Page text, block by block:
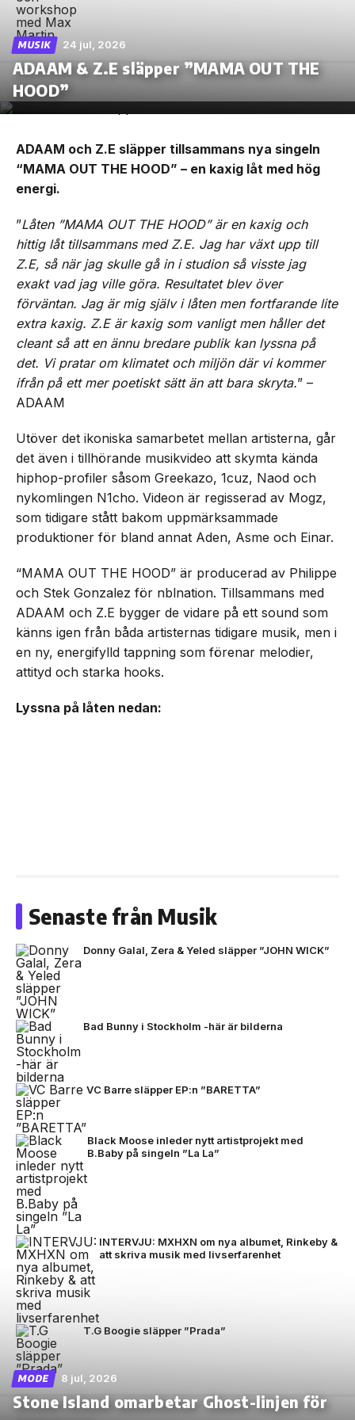
MUSIK 24 jul, 2026
ADAAM & Z.E släpper ”MAMA OUT THE
HOOD”
ADAAM och Z.E släpper tillsammans nya singeln
“MAMA OUT THE HOOD” – en kaxig låt med hög
energi.
”Låten ”MAMA OUT THE HOOD” är en kaxig och
hittig låt tillsammans med Z.E. Jag har växt upp till
Z.E, så när jag skulle gå in i studion så visste jag
exakt vad jag ville göra. Resultatet blev över
förväntan. Jag är mig själv i låten men fortfarande lite
extra kaxig. Z.E är kaxig som vanligt men håller det
cleant så att en ännu bredare publik kan lyssna på
det. Vi pratar om klimatet och miljön där vi kommer
ifrån på ett mer poetiskt sätt än att bara skryta.” –
ADAAM
Utöver det ikoniska samarbetet mellan artisterna, går
det även i tillhörande musikvideo att skymta kända
hiphop-profiler såsom Greekazo, 1cuz, Naod och
nykomlingen N1cho. Videon är regisserad av Mogz,
som tidigare stått bakom uppmärksammade
produktioner för bland annat Aden, Asme och Einar.
“MAMA OUT THE HOOD” är producerad av Philippe
och Stek Gonzalez för nblnation. Tillsammans med
ADAAM och Z.E bygger de vidare på ett sound som
känns igen från båda artisternas tidigare musik, men i
en ny, energifylld tappning som förenar melodier,
attityd och starka hooks.
Lyssna på låten nedan:
Senaste från Musik
Donny Galal, Zera & Yeled släpper ”JOHN WICK”
Bad Bunny i Stockholm -här är bilderna
VC Barre släpper EP:n ”BARETTA”
Black Moose inleder nytt artistprojekt med
B.Baby på singeln ”La La”
INTERVJU: MXHXN om nya albumet, Rinkeby &
att skriva musik med livserfarenhet
T.G Boogie släpper ”Prada”
MODE 8 jul, 2026
Stone Island omarbetar Ghost-linjen för